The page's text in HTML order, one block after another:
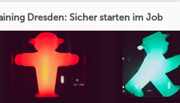
Dresden: Sicher starten im Job